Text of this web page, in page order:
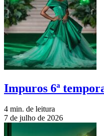
Impuros 6ª
4 min. de leitura
7 de julho de 2026